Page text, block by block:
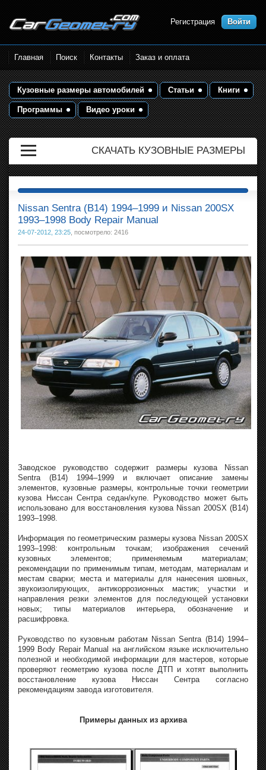
Размеры кузова автомобилей.
Контрольные точки и кузовные
размеры. Геометрия кузова
Регистрация Войти
Главная Поиск Контакты Заказ и оплата
Кузовные размеры автомобилей Статьи Книги
Программы Видео уроки
СКАЧАТЬ КУЗОВНЫЕ РАЗМЕРЫ
Nissan Sentra (B14) 1994–1999 и Nissan 200SX
1993–1998 Body Repair Manual
24-07-2012, 23:25 , посмотрело: 2416
Заводское руководство содержит размеры кузова Nissan
Sentra (B14) 1994–1999 и включает описание замены
элементов, кузовные размеры, контрольные точки геометрии
кузова Ниссан Сентра седан/купе. Руководство может быть
использовано для восстановления кузова Nissan 200SX (B14)
1993–1998.
Информация по геометрическим размеры кузова Nissan 200SX
1993–1998: контрольным точкам; изображения сечений
кузовных элементов; применяемым материалам;
рекомендации по применимым типам, методам, материалам и
местам сварки; места и материалы для нанесения шовных,
звукоизолирующих, антикоррозионных мастик; участки и
направления резки элементов для последующей установки
новых; типы материалов интерьера, обозначение и
расшифровка.
Руководство по кузовным работам Nissan Sentra (B14) 1994–
1999 Body Repair Manual на английском языке исключительно
полезной и необходимой информации для мастеров, которые
проверяют геометрию кузова после ДТП и хотят выполнить
восстановление кузова Ниссан Сентра согласно
рекомендациям завода изготовителя.
Примеры данных из архива